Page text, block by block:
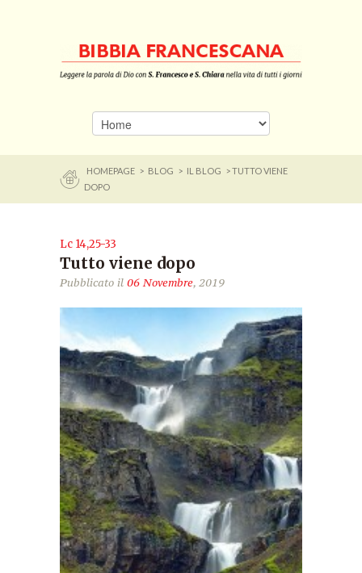
HOMEPAGE > BLOG > IL BLOG
> TUTTO VIENE
DOPO
Lc 14,25-33
Tutto viene dopo
Pubblicato il 06 Novembre, 2019